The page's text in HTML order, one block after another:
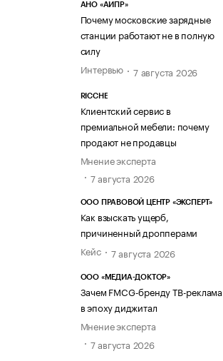
АНО «АИПР»
Почему московские зарядные
станции работают не в полную
силу
Интервью
7 августа 2026
RICCHE
Клиентский сервис в
премиальной мебели: почему
продают не продавцы
Мнение эксперта
7 августа 2026
ООО ПРАВОВОЙ ЦЕНТР «ЭКСПЕРТ»
Как взыскать ущерб,
причиненный дропперами
Кейс
7 августа 2026
ООО «МЕДИА-ДОКТОР»
Зачем FMCG-бренду ТВ-реклама
в эпоху диджитал
Мнение эксперта
7 августа 2026